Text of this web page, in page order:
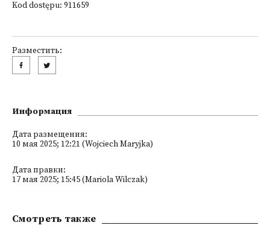
Kod dostępu: 911659
Разместить:
Информация
Дата размещения:
10 мая 2025; 12:21 (Wojciech Maryjka)
Дата правки:
17 мая 2025; 15:45 (Mariola Wilczak)
Смотреть также